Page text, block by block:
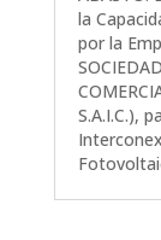
la
por la
S.A.I.C.),